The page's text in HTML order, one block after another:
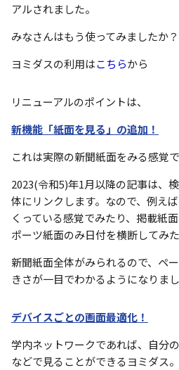
アルされました。
みなさんはもう使ってみましたか？
ヨミダスの利用はこちらから
リニューアルのポイントは、
新機能「紙面を見る」の追加！
これは実際の新聞紙面をみる感覚
2023(令和5)年1月以降の記事は、
体にリンクします。なので、例えば
くっている感覚でみたり、掲載紙
ポーツ紙面のみ日付を横断してみ
新聞紙面全体がみられるので、ペ
きさが一目でわかるようになりまし
デバイスごとの画面最適化！
学内ネットワークであれば、自分の
などで見ることができるヨミダス